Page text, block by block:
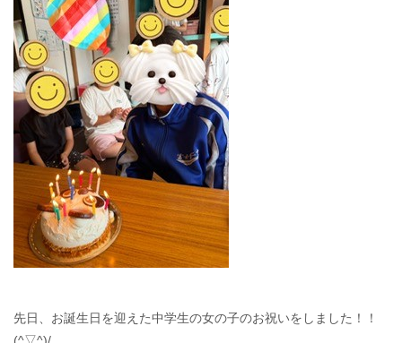
先日、お誕生日を迎えた中学生の女の子のお祝いをしました！！